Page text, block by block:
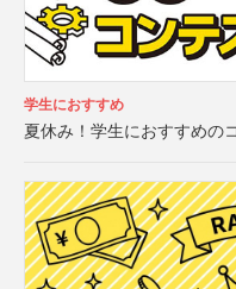
学生におすすめ
夏休み！学生におすすめの